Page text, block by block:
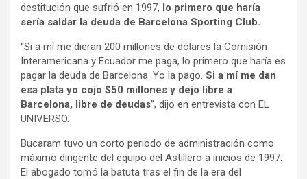
destitución que sufrió en 1997, lo primero que haría
sería saldar la deuda de Barcelona Sporting Club.
“Si a mí me dieran 200 millones de dólares la Comisión
Interamericana y Ecuador me paga, lo primero que haría es
pagar la deuda de Barcelona. Yo la pago. Si a mí me dan
esa plata yo cojo $50 millones y dejo libre a
Barcelona, libre de deudas”, dijo en entrevista con EL
UNIVERSO.
Bucaram tuvo un corto periodo de administración como
máximo dirigente del equipo del Astillero a inicios de 1997.
El abogado tomó la batuta tras el fin de la era del